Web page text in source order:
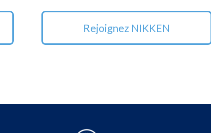
Rejoignez NIKKEN